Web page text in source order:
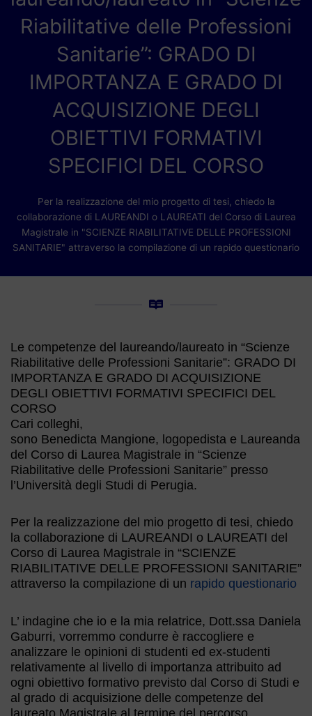
Riabilitative delle Professioni
Sanitarie”: GRADO DI
IMPORTANZA E GRADO DI
ACQUISIZIONE DEGLI
OBIETTIVI FORMATIVI
SPECIFICI DEL CORSO
Per la realizzazione del mio progetto di tesi, chiedo la
collaborazione di LAUREANDI o LAUREATI del Corso di Laurea
Magistrale in "SCIENZE RIABILITATIVE DELLE PROFESSIONI
SANITARIE" attraverso la compilazione di un rapido questionario
Le competenze del laureando/laureato in “Scienze
Riabilitative delle Professioni Sanitarie”: GRADO DI
IMPORTANZA E GRADO DI ACQUISIZIONE
DEGLI OBIETTIVI FORMATIVI SPECIFICI DEL
CORSO
Cari colleghi,
sono Benedicta Mangione, logopedista e Laureanda
del Corso di Laurea Magistrale in “Scienze
Riabilitative delle Professioni Sanitarie” presso
l’Università degli Studi di Perugia.
Per la realizzazione del mio progetto di tesi, chiedo
la collaborazione di LAUREANDI o LAUREATI del
Corso di Laurea Magistrale in “SCIENZE
RIABILITATIVE DELLE PROFESSIONI SANITARIE”
attraverso la compilazione di un rapido questionario
L’ indagine che io e la mia relatrice, Dott.ssa Daniela
Gaburri, vorremmo condurre è raccogliere e
analizzare le opinioni di studenti ed ex-studenti
relativamente al livello di importanza attribuito ad
ogni obiettivo formativo previsto dal Corso di Studi e
al grado di acquisizione delle competenze del
laureato Magistrale al termine del percorso